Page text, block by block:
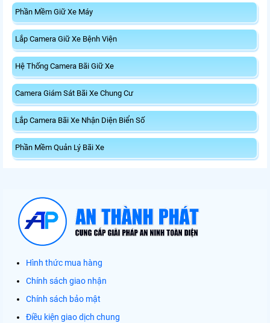
Phần Mềm Giữ Xe Máy
Lắp Camera Giữ Xe Bệnh Viện
Hệ Thống Camera Bãi Giữ Xe
Camera Giám Sát Bãi Xe Chung Cư
Lắp Camera Bãi Xe Nhận Diện Biển Số
Phần Mềm Quản Lý Bãi Xe
Hình thức mua hàng
Chính sách giao nhận
Chính sách bảo mật
Điều kiện giao dịch chung